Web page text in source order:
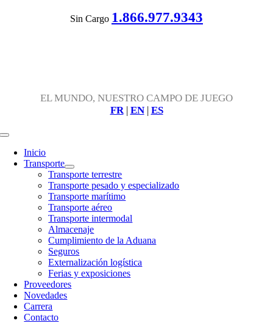
Sin Cargo 1.866.977.9343
EL MUNDO, NUESTRO CAMPO DE JUEGO
FR| EN| ES
Toggle
Navigation
Inicio
Transporte
Transporte terrestre
Transporte pesado y especializado
Transporte marítimo
Transporte aéreo
Transporte intermodal
Almacenaje
Cumplimiento de la Aduana
Seguros
Externalización logística
Ferias y exposiciones
Proveedores
Novedades
Carrera
Contacto